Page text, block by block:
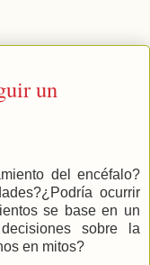
un
del encéfalo?
ocurrir
se base en un
sobre la
en mitos?